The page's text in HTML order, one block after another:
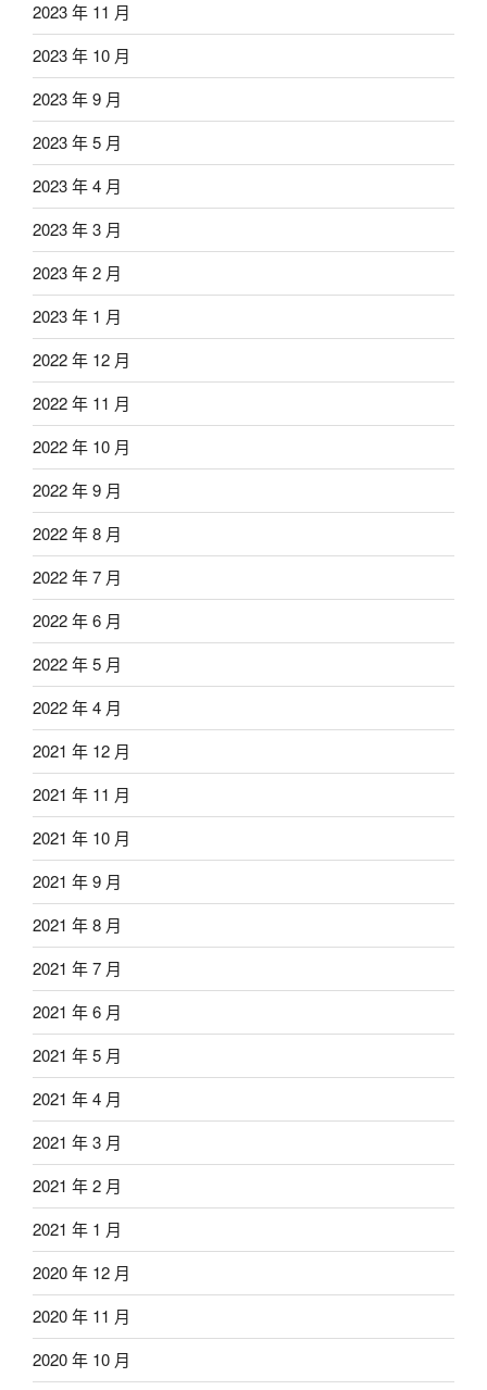
2023 年 11 月
2023 年 10 月
2023 年 9 月
2023 年 5 月
2023 年 4 月
2023 年 3 月
2023 年 2 月
2023 年 1 月
2022 年 12 月
2022 年 11 月
2022 年 10 月
2022 年 9 月
2022 年 8 月
2022 年 7 月
2022 年 6 月
2022 年 5 月
2022 年 4 月
2021 年 12 月
2021 年 11 月
2021 年 10 月
2021 年 9 月
2021 年 8 月
2021 年 7 月
2021 年 6 月
2021 年 5 月
2021 年 4 月
2021 年 3 月
2021 年 2 月
2021 年 1 月
2020 年 12 月
2020 年 11 月
2020 年 10 月